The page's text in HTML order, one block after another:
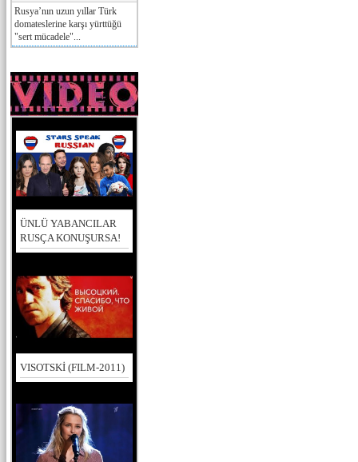
Rusya’nın uzun yıllar Türk
domateslerine karşı yürttüğü
"sert mücadele"...
ÜNLÜ YABANCILAR
RUSÇA KONUŞURSA!
VISOTSKİ (FILM-2011)